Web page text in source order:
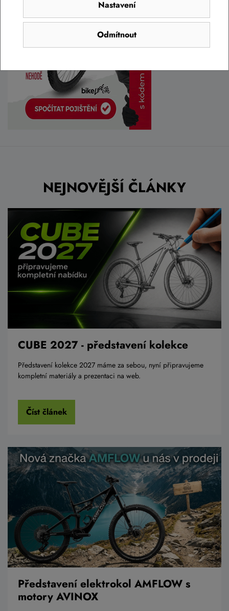
NEJNOVĚJŠÍ ČLÁNKY
CUBE 2027 - představení kolekce
Představení kolekce 2027 máme za sebou, nyní připravujeme
kompletní materiály a prezentaci na web.
Číst článek
Představení elektrokol AMFLOW s
motory AVINOX
Odmítnout
Nastavení